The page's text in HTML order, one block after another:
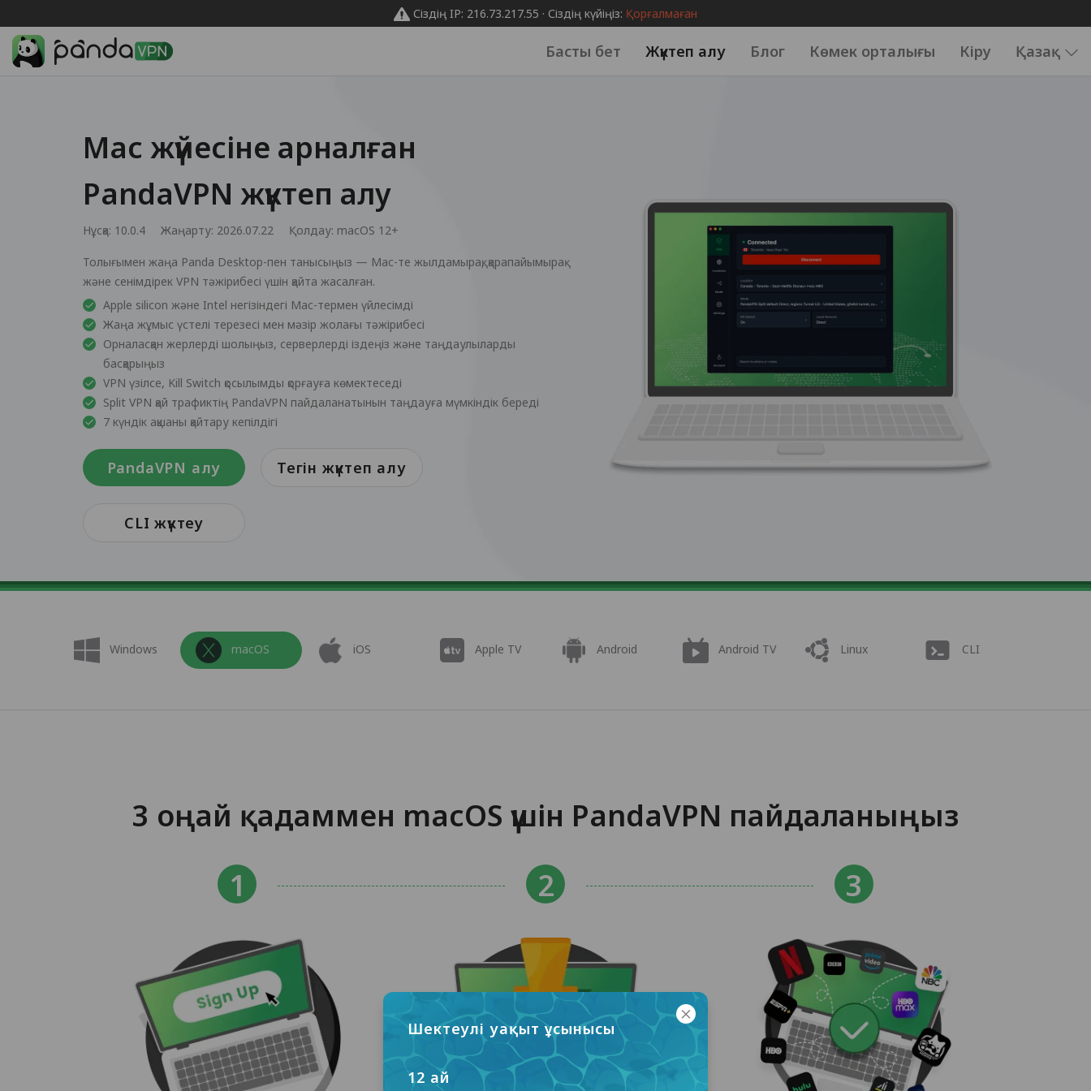
Сіздің IP: 216.73.217.55 · Сіздің күйіңіз: Қорғалмаған
Басты бет Жүктеп алу Блог Көмек орталығы Кіру Қазақ
Mac жүйесіне арналған
PandaVPN жүктеп алу
Нұсқа: 10.0.4 Жаңарту: 2026.07.22 Қолдау: macOS 12+
Толығымен жаңа Panda Desktop-пен танысыңыз — Mac-те жылдамырақ, қарапайымырақ
және сенімдірек VPN тәжірибесі үшін қайта жасалған.
Apple silicon және Intel негізіндегі Mac-термен үйлесімді
Жаңа жұмыс үстелі терезесі мен мәзір жолағы тәжірибесі
Орналасқан жерлерді шолыңыз, серверлерді іздеңіз және таңдаулыларды
басқарыңыз
VPN үзілсе, Kill Switch қосылымды қорғауға көмектеседі
Split VPN қай трафиктің PandaVPN пайдаланатынын таңдауға мүмкіндік береді
7 күндік ақшаны қайтару кепілдігі
PandaVPN алу Тегін жүктеп алу
CLI жүктеу
Windows macOS iOS Apple TV Android Android TV Linux CLI
3 оңай қадаммен macOS үшін PandaVPN пайдаланыңыз
Шектеулі уақыт ұсынысы
12 ай